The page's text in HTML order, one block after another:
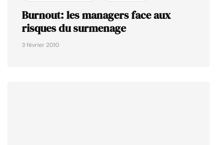
Burnout: les managers face aux
risques du surmenage
3 février 2010